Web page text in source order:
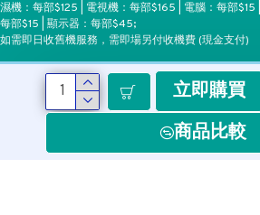
立即購買
商品比較
濕機：每部$125 | 電視機：每部$165 | 電腦：每部$15
每部$15 | 顯示器：每部$45;
如需即日收舊機服務，需即場另付收機費 (現金支付)